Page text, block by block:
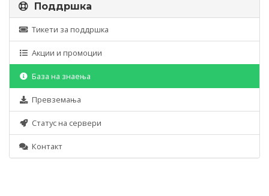
Поддршка
Тикети за поддршка
Акции и промоции
База на знаења
Превземања
Статус на сервери
Контакт